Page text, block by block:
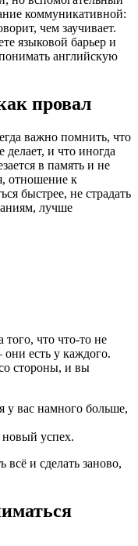
коммуникативной:
чем заучивает.
языковой барьер и
понимать английскую
провал
важно помнить, что
делает, и что иногда
в память и не
отношение к
быстрее, не страдать
лучше
того, что что-то не
есть у каждого.
стороны, и вы
у вас намного больше,
новый успех.
и сделать заново,